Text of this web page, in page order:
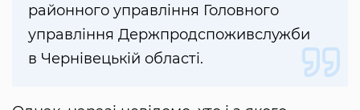
районного управління Головного
управління Держпродспоживслужби
в Чернівецькій області.